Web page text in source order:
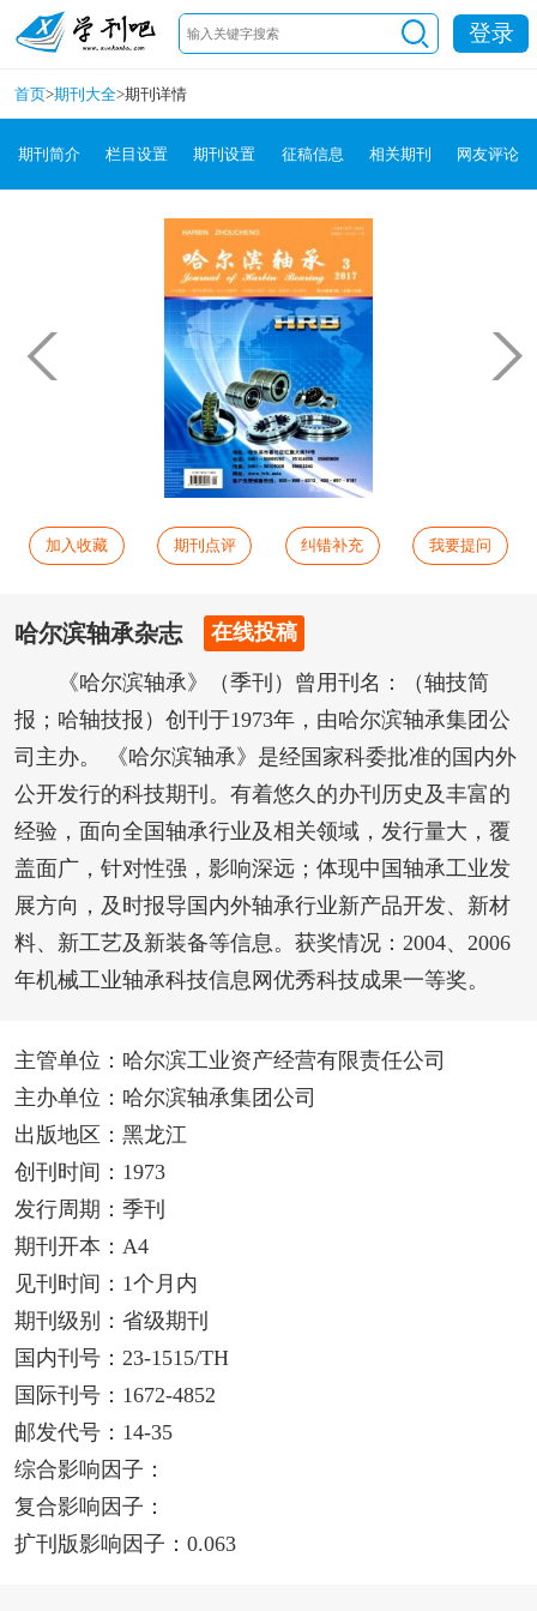
登录
首页>期刊大全>期刊详情
期刊简介 栏目设置 期刊设置 征稿信息 相关期刊 网友评论
加入收藏 期刊点评 纠错补充 我要提问
哈尔滨轴承杂志 在线投稿
《哈尔滨轴承》（季刊）曾用刊名：（轴技简
报；哈轴技报）创刊于1973年，由哈尔滨轴承集团公
司主办。 《哈尔滨轴承》是经国家科委批准的国内外
公开发行的科技期刊。有着悠久的办刊历史及丰富的
经验，面向全国轴承行业及相关领域，发行量大，覆
盖面广，针对性强，影响深远；体现中国轴承工业发
展方向，及时报导国内外轴承行业新产品开发、新材
料、新工艺及新装备等信息。获奖情况：2004、2006
年机械工业轴承科技信息网优秀科技成果一等奖。
主管单位：哈尔滨工业资产经营有限责任公司
主办单位：哈尔滨轴承集团公司
出版地区：黑龙江
创刊时间：1973
发行周期：季刊
期刊开本：A4
见刊时间：1个月内
期刊级别：省级期刊
国内刊号：23-1515/TH
国际刊号：1672-4852
邮发代号：14-35
综合影响因子：
复合影响因子：
扩刊版影响因子：0.063